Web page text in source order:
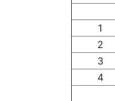
1
2
3
4